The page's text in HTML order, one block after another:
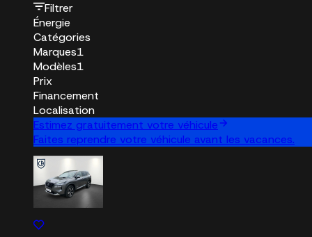
Filtrer
Énergie
Catégories
Marques1
Modèles1
Prix
Financement
Localisation
Estimez gratuitement votre véhicule
Faites reprendre votre véhicule avant les vacances.